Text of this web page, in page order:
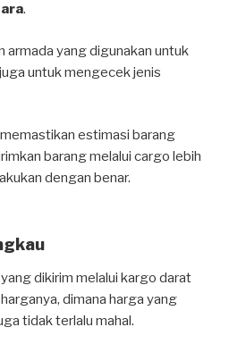
.
armada yang digunakan untuk
untuk mengecek jenis
estimasi barang
barang melalui cargo lebih
dengan benar.
dikirim melalui kargo darat
dimana harga yang
tidak terlalu mahal.